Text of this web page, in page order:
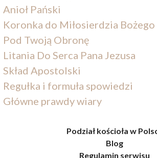
Anioł Pański
Koronka do Miłosierdzia Bożego
Pod Twoją Obronę
Litania Do Serca Pana Jezusa
Skład Apostolski
Regułka i formuła spowiedzi
Główne prawdy wiary
Podział kościoła w
Blog
Regulamin serwisu